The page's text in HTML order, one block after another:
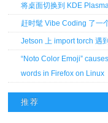
将桌面切换到 KDE
赶时髦 Vibe Coding 了一
Jetson 上 import torch 遇
“Noto Color Emoji”
words in Firefox on Linux
推荐